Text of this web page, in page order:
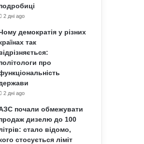
2 дні ago
демократія у різних
так
про
2 дні ago
почали обмежувати
дизелю до 100
стало відомо,
стосується ліміт